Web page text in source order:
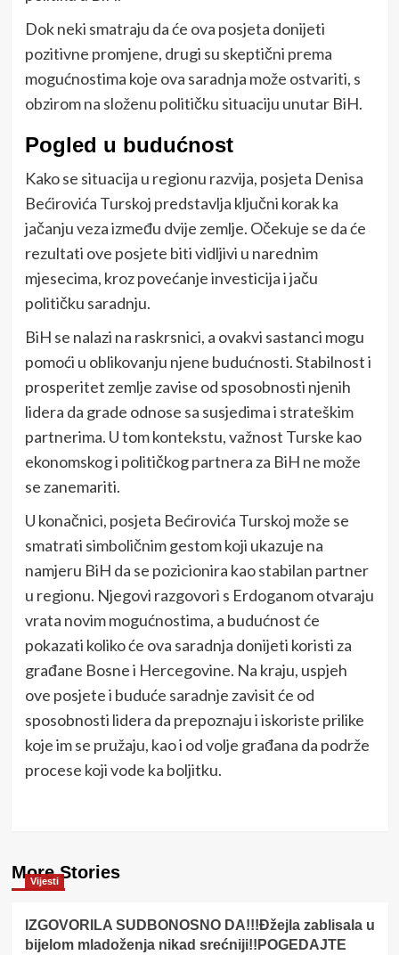
Dok neki smatraju da će ova posjeta donijeti
pozitivne promjene, drugi su skeptični prema
mogućnostima koje ova saradnja može ostvariti, s
obzirom na složenu političku situaciju unutar BiH.
Pogled u budućnost
Kako se situacija u regionu razvija, posjeta Denisa
Bećirovića Turskoj predstavlja ključni korak ka
jačanju veza između dvije zemlje. Očekuje se da će
rezultati ove posjete biti vidljivi u narednim
mjesecima, kroz povećanje investicija i jaču
političku saradnju.
BiH se nalazi na raskrsnici, a ovakvi sastanci mogu
pomoći u oblikovanju njene budućnosti. Stabilnost i
prosperitet zemlje zavise od sposobnosti njenih
lidera da grade odnose sa susjedima i strateškim
partnerima. U tom kontekstu, važnost Turske kao
ekonomskog i političkog partnera za BiH ne može
se zanemariti.
U konačnici, posjeta Bećirovića Turskoj može se
smatrati simboličnim gestom koji ukazuje na
namjeru BiH da se pozicionira kao stabilan partner
u regionu. Njegovi razgovori s Erdoganom otvaraju
vrata novim mogućnostima, a budućnost će
pokazati koliko će ova saradnja donijeti koristi za
građane Bosne i Hercegovine. Na kraju, uspjeh
ove posjete i buduće saradnje zavisit će od
sposobnosti lidera da prepoznaju i iskoriste prilike
koje im se pružaju, kao i od volje građana da podrže
procese koji vode ka boljitku.
More Stories
Vijesti
IZGOVORILA SUDBONOSNO DA!!!Đžejla zablisala u
bijelom mladoženja nikad srećniji!!POGEDAJTE